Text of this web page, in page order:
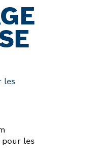
les
pour les